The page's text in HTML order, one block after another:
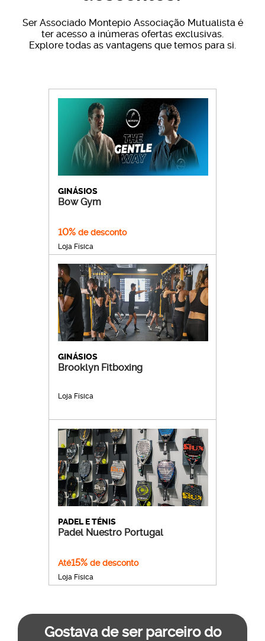
T.912 331 080
santarem@personal20.com
charnecacaparica@personal20.com
Ser Associado Montepio Associação Mutualista é
ter acesso a inúmeras ofertas exclusivas.
Explore todas as vantagens que temos para si.
GINÁSIOS
Bow Gym
10% de desconto
Loja Física
GINÁSIOS
Brooklyn Fitboxing
Loja Física
PADEL E TÉNIS
Padel Nuestro Portugal
Até15% de desconto
Loja Física
Gostava de ser parceiro do